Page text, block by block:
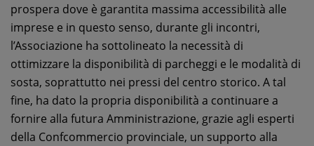
prospera dove è garantita massima accessibilità alle
imprese e in questo senso, durante gli incontri,
l’Associazione ha sottolineato la necessità di
ottimizzare la disponibilità di parcheggi e le modalità di
sosta, soprattutto nei pressi del centro storico. A tal
fine, ha dato la propria disponibilità a continuare a
fornire alla futura Amministrazione, grazie agli esperti
della Confcommercio provinciale, un supporto alla